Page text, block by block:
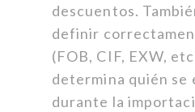
descuentos.
definir
(FOB, CIF, EXW,
determina quién se
durante la